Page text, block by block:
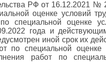
РФ от 16.12.2021 №
оценке условий
специальной оценке
года и
иной срок их
по специальной оценке
работ по